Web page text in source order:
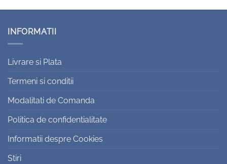
INFORMATII
Livrare si Plata
Termeni si conditii
Modalitati de Comanda
Politica de confidentialitate
Informatii despre Cookies
Stiri